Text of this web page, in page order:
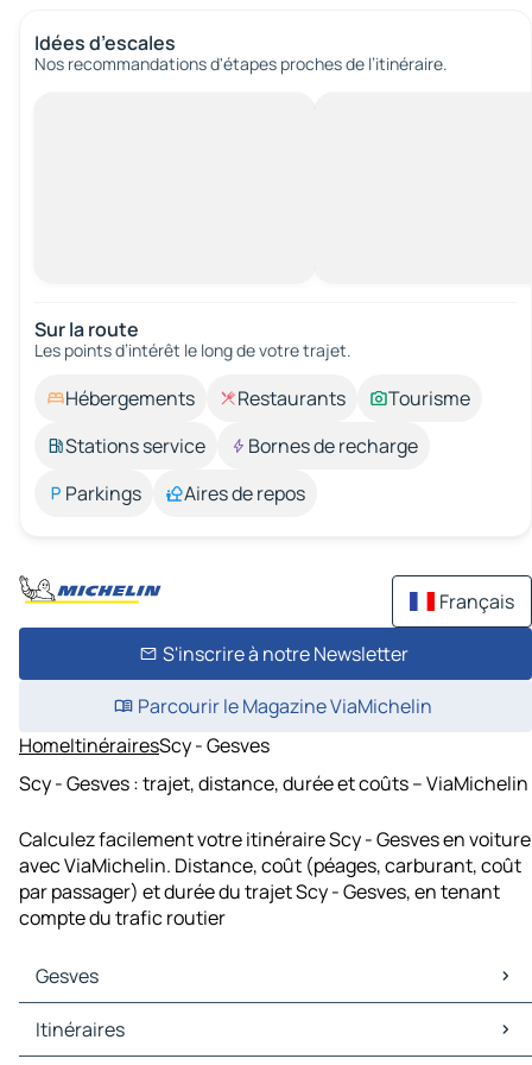
Idées d’escales
Nos recommandations d'étapes proches de l’itinéraire.
Sur la route
Les points d’intérêt le long de votre trajet.
Hébergements Restaurants
Tourisme
Stations service
Bornes de recharge
Parkings
Aires de repos
Français
S'inscrire à notre Newsletter
Parcourir le Magazine ViaMichelin
HomeItinérairesScy - Gesves
Scy - Gesves : trajet, distance, durée et coûts – ViaMichelin
Calculez facilement votre itinéraire Scy - Gesves en voiture
avec ViaMichelin. Distance, coût (péages, carburant, coût
par passager) et durée du trajet Scy - Gesves, en tenant
compte du trafic routier
Gesves
Gesves Cartes et plans
Gesves Trafic
Itinéraires